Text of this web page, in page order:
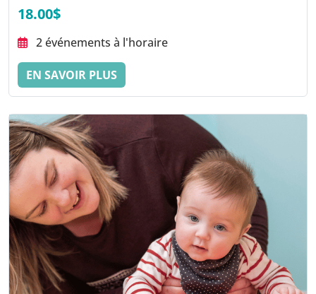
18.00$
2 événements à l'horaire
EN SAVOIR PLUS